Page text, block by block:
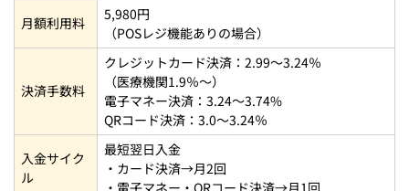
月額利用料
5,980円
（POSレジ機能ありの場合）
決済手数料
クレジットカード決済：2.99〜3.24％
（医療機関1.9％〜）
電子マネー決済：3.24〜3.74%
QRコード決済：3.0〜3.24％
入金サイク
ル
最短翌日入金
・カード決済→月2回